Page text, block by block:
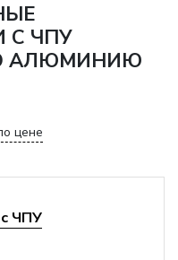
С ЧПУ
АЛЮМИНИЮ
цене
ЧПУ